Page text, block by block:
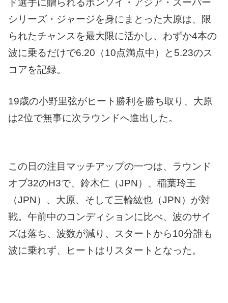
ド選手に贈られるボンソイ・アジア・スーパー
シリーズ・ジャージを身にまとった大原は、限
られたチャンスを最大限に活かし、わずか4本の
波に乗るだけで6.20（10点満点中）と5.23のス
コアを記録。
19歳の小野里弦がヒート勝利を勝ち取り、大原
は2位で無事に次ラウンドへ進出した。
この日の注目マッチアップの一つは、ラウンド
オブ32のH3で、鈴木仁（JPN）、稲葉玲王
（JPN）、大原、そして三輪紘也（JPN）が対
戦。午前中のコンディションに比べ、波のサイ
ズは落ち、波数が減り、
スタートから10分誰も
波に乗れず、ヒートはリスタートとなった。